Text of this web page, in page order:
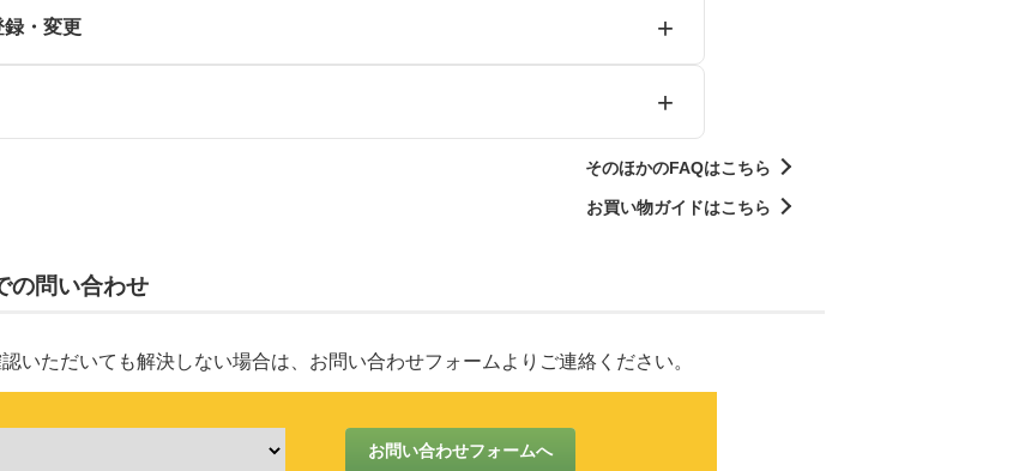
録・変更
そのほかのFAQはこちら
お買い物ガイドはこちら
の問い合わせ
いただいても解決しない場合は、お問い合わせフォームよりご連絡ください。